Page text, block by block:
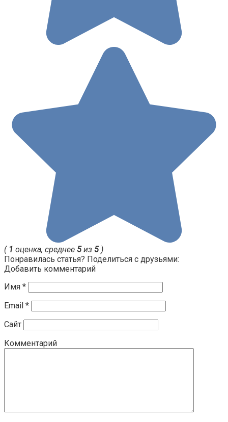
( 1 оценка, среднее 5из 5)
Понравилась статья? Поделиться с друзьями:
Добавить комментарий
Имя *
Email *
Сайт
Комментарий